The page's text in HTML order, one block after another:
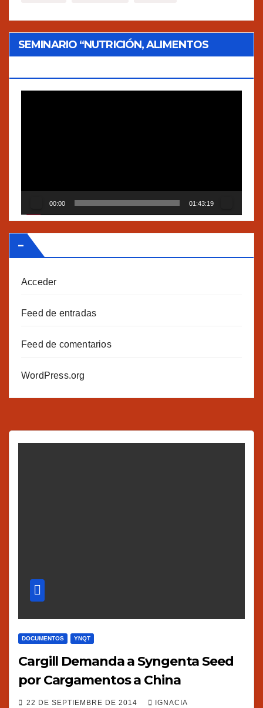
SEMINARIO “NUTRICIÓN, ALIMENTOS
00:00 01:43:19
–
Acceder
Feed de entradas
Feed de comentarios
WordPress.org
DOCUMENTOS YNQT
Cargill Demanda a Syngenta Seed
por Cargamentos a China
22 DE SEPTIEMBRE DE 2014 IGNACIA